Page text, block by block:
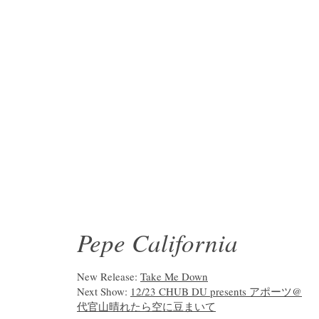
Pepe California
New Release: Take Me Down
Next Show: 12/23 CHUB DU presents アポーツ@
代官山晴れたら空に豆まいて